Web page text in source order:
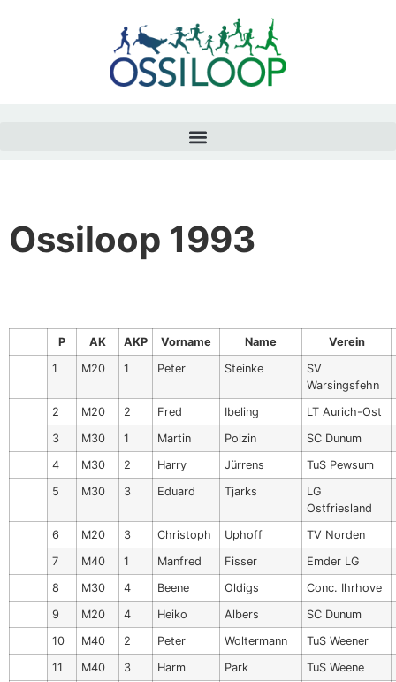
Ossiloop 1993
P AK AKP Vorname Name
Verein
1
M20 1 Peter Steinke
SV
Warsingsfehn
2
M20 2 Fred Ibeling
LT Aurich-Ost
3
M30 1 Martin Polzin
SC Dunum
4
M30 2 Harry Jürrens
TuS Pewsum
5
M30 3 Eduard Tjarks
LG
Ostfriesland
6
M20 3 Christoph Uphoff
TV Norden
7
M40 1 Manfred Fisser
Emder LG
8
M30 4 Beene Oldigs
Conc. Ihrhove
9
M20 4 Heiko Albers
SC Dunum
10
M40 2 Peter Woltermann
TuS Weener
11
M40 3 Harm Park
TuS Weene